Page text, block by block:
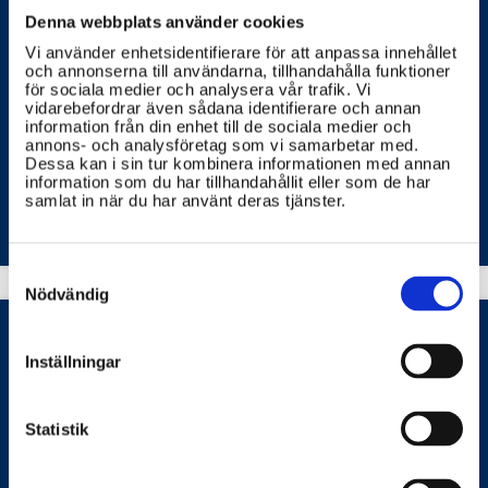
Denna webbplats använder cookies
Vi använder enhetsidentifierare för att anpassa innehållet
och annonserna till användarna, tillhandahålla funktioner
för sociala medier och analysera vår trafik. Vi
vidarebefordrar även sådana identifierare och annan
information från din enhet till de sociala medier och
annons- och analysföretag som vi samarbetar med.
Dessa kan i sin tur kombinera informationen med annan
information som du har tillhandahållit eller som de har
samlat in när du har använt deras tjänster.
Consent
Selection
Nödvändig
Inställningar
Statistik
vad är en väderprognos?
En väderprognos är en förutsägelse om hur vädret
kommer att bli under en viss tid framåt.
SVERIGES METEOROLOGISKA OCH HYDROLOGISKA INSTITUT (SMHI)
Hur får jag historiska väderdata för en
Om du vill veta hur vädret var en specifik dag och